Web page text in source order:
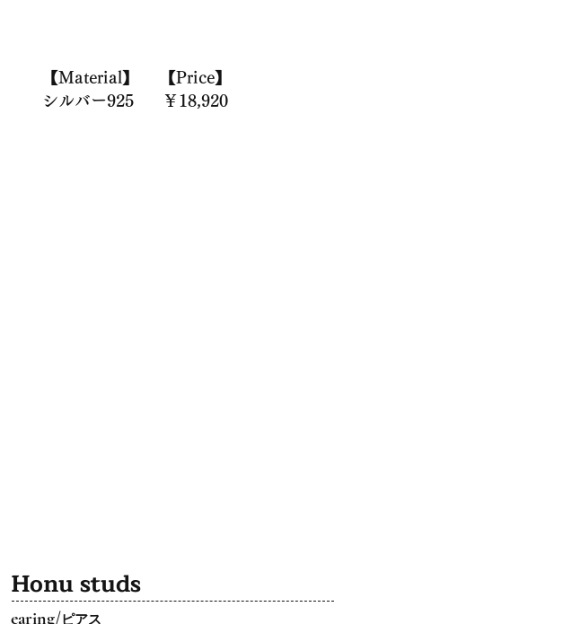
【Material】
シルバー925
【Price】
￥18,920
​Honu studs
earing/ピアス